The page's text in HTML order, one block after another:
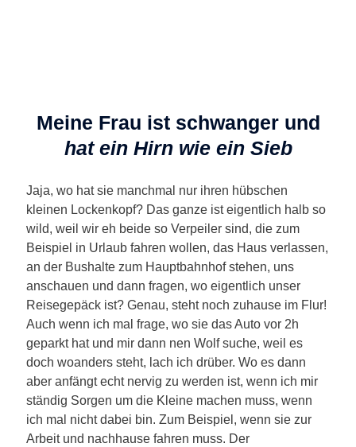
Meine Frau ist schwanger und
hat ein Hirn wie ein Sieb
Jaja, wo hat sie manchmal nur ihren hübschen
kleinen Lockenkopf? Das ganze ist eigentlich halb so
wild, weil wir eh beide so Verpeiler sind, die zum
Beispiel in Urlaub fahren wollen, das Haus verlassen,
an der Bushalte zum Hauptbahnhof stehen, uns
anschauen und dann fragen, wo eigentlich unser
Reisegepäck ist? Genau, steht noch zuhause im Flur!
Auch wenn ich mal frage, wo sie das Auto vor 2h
geparkt hat und mir dann nen Wolf suche, weil es
doch woanders steht, lach ich drüber. Wo es dann
aber anfängt echt nervig zu werden ist, wenn ich mir
ständig Sorgen um die Kleine machen muss, wenn
ich mal nicht dabei bin. Zum Beispiel, wenn sie zur
Arbeit und nachhause fahren muss. Der